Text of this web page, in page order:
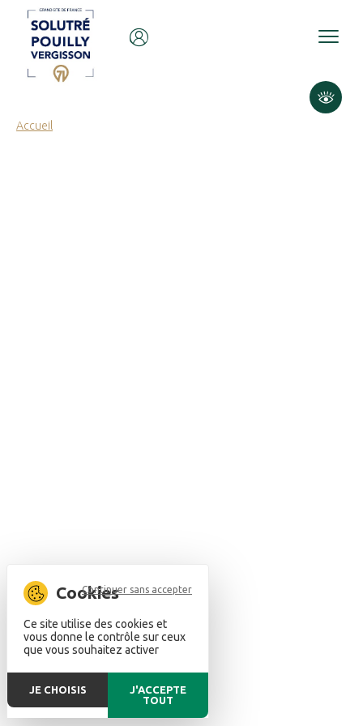
Accueil
Panneau de gestion des cookies
Ce site utilise des cookies et
vous donne le contrôle sur ceux
que vous souhaitez activer
J'ACCEPTE
TOUT
Continuer sans accepter
JE CHOISIS